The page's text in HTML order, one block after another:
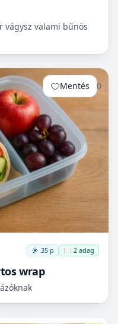
vágysz valami bűnös
Mentés 0
35 p 🍽️ 2 adag
wrap